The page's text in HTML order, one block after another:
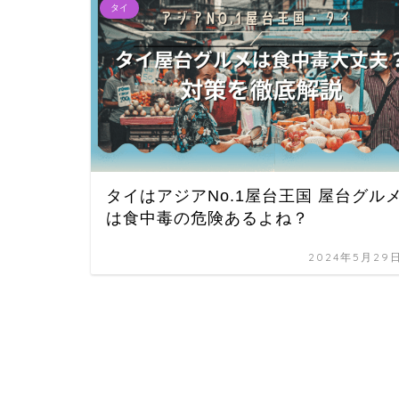
タイ
タイはアジアNo.1屋台王国 屋台グル
は食中毒の危険あるよね？
2024年5月29